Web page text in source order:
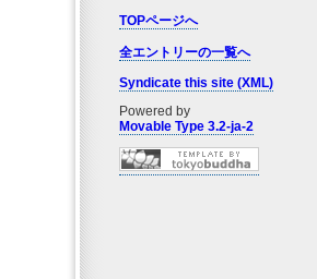
TOPページへ
全エントリーの一覧へ
Syndicate this site (XML)
Powered by
Movable Type 3.2-ja-2